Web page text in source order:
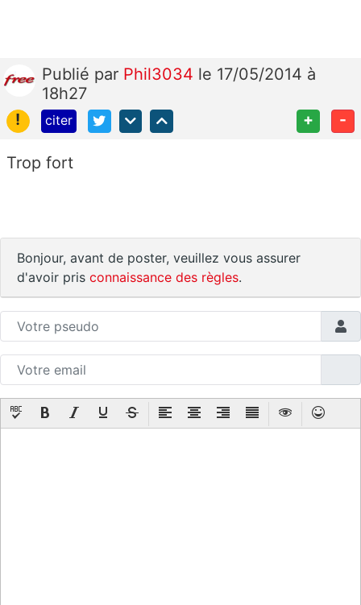
Publié par Phil3034 le 17/05/2014 à
18h27
!
citer + -
Trop fort
Bonjour, avant de poster, veuillez vous assurer
d'avoir pris connaissance des règles.